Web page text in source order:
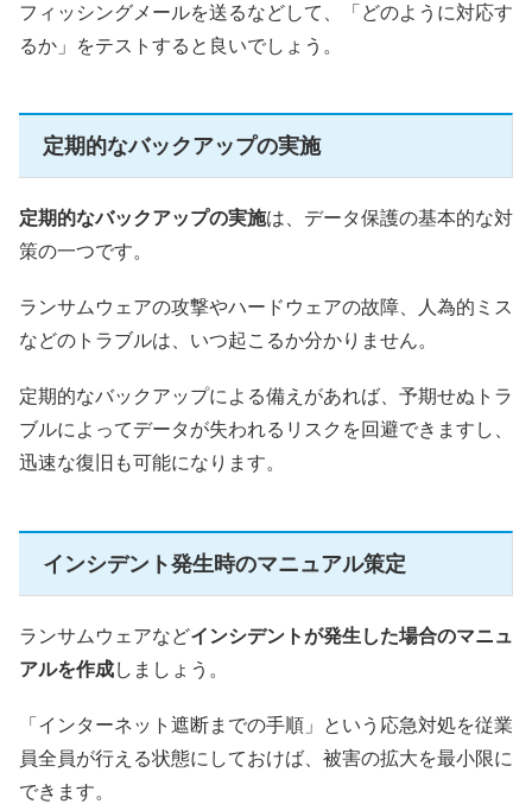
フィッシングメールを送るなどして、「どのように対応す
るか」をテストすると良いでしょう。
定期的なバックアップの実施
定期的なバックアップの実施は、データ保護の基本的な対
策の一つです。
ランサムウェアの攻撃やハードウェアの故障、人為的ミス
などのトラブルは、いつ起こるか分かりません。
定期的なバックアップによる備えがあれば、予期せぬトラ
ブルによってデータが失われるリスクを回避できますし、
迅速な復旧も可能になります。
インシデント発生時のマニュアル策定
ランサムウェアなどインシデントが発生した場合のマニュ
アルを作成しましょう。
「インターネット遮断までの手順」という応急対処を従業
員全員が行える状態にしておけば、被害の拡大を最小限に
できます。